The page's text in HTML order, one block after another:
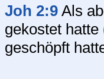
Joh 2:9 Als
gekostet
geschöpft